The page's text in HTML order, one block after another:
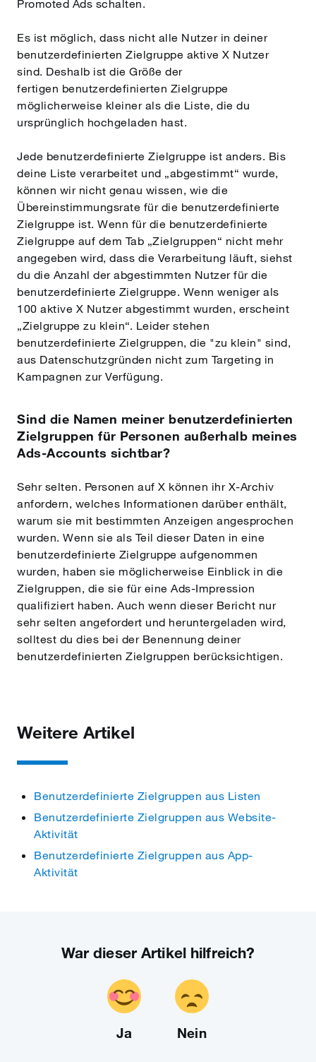
Promoted Ads schalten.
Es ist möglich, dass nicht alle Nutzer in deiner
benutzerdefinierten Zielgruppe aktive X Nutzer
sind. Deshalb ist die Größe der
fertigen benutzerdefinierten Zielgruppe
möglicherweise kleiner als die Liste, die du
ursprünglich hochgeladen hast.
Jede benutzerdefinierte Zielgruppe ist anders. Bis
deine Liste verarbeitet und „abgestimmt“ wurde,
können wir nicht genau wissen, wie die
Übereinstimmungsrate für die benutzerdefinierte
Zielgruppe ist. Wenn für die benutzerdefinierte
Zielgruppe auf dem Tab „Zielgruppen“ nicht mehr
angegeben wird, dass die Verarbeitung läuft, siehst
du die Anzahl der abgestimmten Nutzer für die
benutzerdefinierte Zielgruppe. Wenn weniger als
100 aktive X Nutzer abgestimmt wurden, erscheint
„Zielgruppe zu klein“. Leider stehen
benutzerdefinierte Zielgruppen, die "zu klein" sind,
aus Datenschutzgründen nicht zum Targeting in
Kampagnen zur Verfügung.
Sind die Namen meiner benutzerdefinierten
Zielgruppen für Personen außerhalb meines
Ads-Accounts sichtbar?
Sehr selten. Personen auf X können ihr X-Archiv
anfordern, welches Informationen darüber enthält,
warum sie mit bestimmten Anzeigen angesprochen
wurden. Wenn sie als Teil dieser Daten in eine
benutzerdefinierte Zielgruppe aufgenommen
wurden, haben sie möglicherweise Einblick in die
Zielgruppen, die sie für eine Ads-Impression
qualifiziert haben. Auch wenn dieser Bericht nur
sehr selten angefordert und heruntergeladen wird,
solltest du dies bei der Benennung deiner
benutzerdefinierten Zielgruppen berücksichtigen.
Weitere Artikel
Benutzerdefinierte Zielgruppen aus Listen
Benutzerdefinierte Zielgruppen aus Website-
Aktivität
Benutzerdefinierte Zielgruppen aus App-
Aktivität
War dieser Artikel hilfreich?
Ja Nein